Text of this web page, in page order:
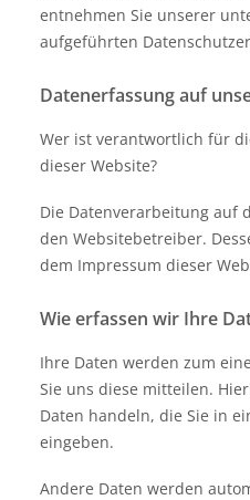
entnehmen Sie unserer
aufgeführten
Datenerfassung auf
Wer ist verantwortlich für
dieser Website?
Die Datenverarbeitung auf
den Websitebetreiber.
dem Impressum dieser
Wie erfassen wir Ihre
Ihre Daten werden zum
Sie uns diese mitteilen.
Daten handeln, die Sie in
eingeben.
Andere Daten werden